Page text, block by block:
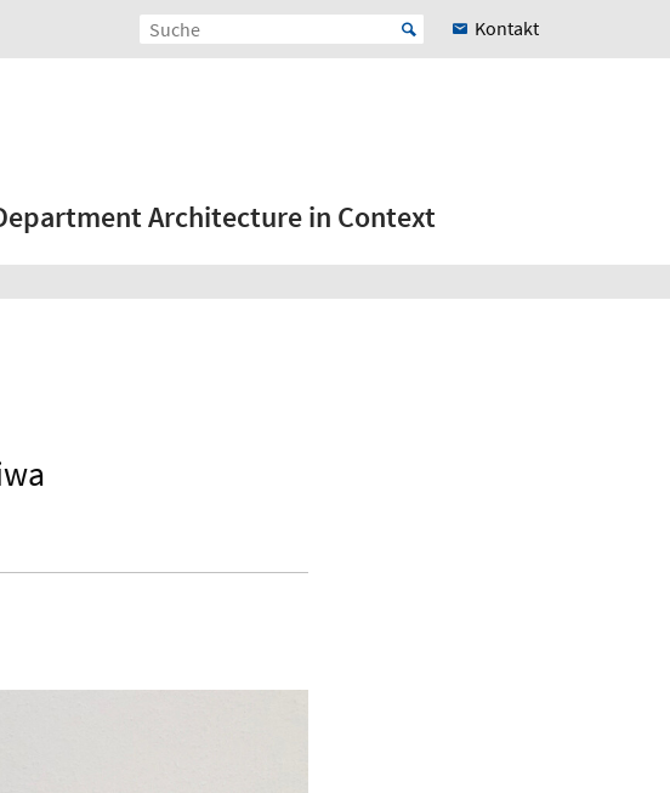
Kontakt
Architecture in Context